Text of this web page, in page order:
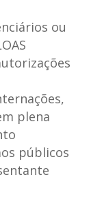
ou
plena
públicos